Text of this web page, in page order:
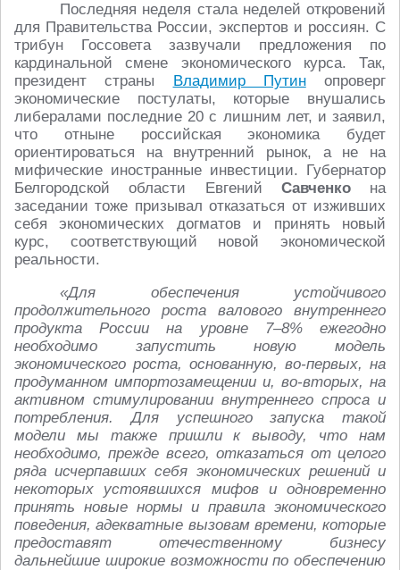
Последняя неделя стала неделей откровений
для Правительства России, экспертов и россиян. С
трибун Госсовета зазвучали предложения по
кардинальной смене экономического курса. Так,
президент страны Владимир Путинопроверг
экономические постулаты, которые внушались
либералами последние 20 с лишним лет, и заявил,
что отныне российская экономика будет
ориентироваться на внутренний рынок, а не на
мифические иностранные инвестиции. Губернатор
Белгородской области Евгений Савченкона
заседании тоже призывал отказаться от изживших
себя экономических догматов и принять новый
курс, соответствующий новой экономической
реальности.
«Для обеспечения устойчивого
продолжительного роста валового внутреннего
продукта России на уровне 7–8% ежегодно
необходимо запустить новую модель
экономического роста, основанную, во-первых, на
продуманном импортозамещении и, во-вторых, на
активном стимулировании внутреннего спроса и
потребления. Для успешного запуска такой
модели мы также пришли к выводу, что нам
необходимо, прежде всего, отказаться от целого
ряда исчерпавших себя экономических решений и
некоторых устоявшихся мифов и одновременно
принять новые нормы и правила экономического
поведения, адекватные вызовам времени, которые
предоставят отечественному бизнесу
дальнейшие широкие возможности по обеспечению